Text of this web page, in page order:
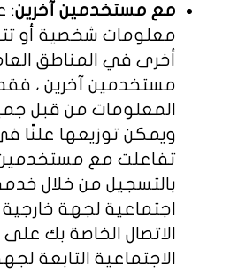
مع مستخدمين آخرين:
معلومات شخصية أو
أخرى في المناطق
مستخدمين آخرين ،
المعلومات من قبل
ويمكن توزيعها علنًا في
تفاعلت مع
بالتسجيل من خلال
اجتماعية لجهة
الاتصال الخاصة بك
الاجتماعية التابعة